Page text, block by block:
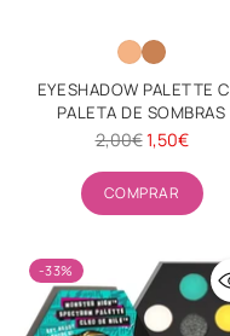
EYESHADOW PALETTE
PALETA DE SOMBRAS
Precio
2,00€1,50€
COMPRAR
Cantidad
-33%